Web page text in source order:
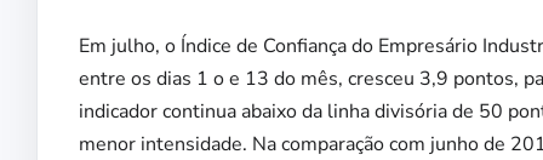
Em julho, o Índice de Confiança do Empresário
entre os dias 1 o e 13 do mês, cresceu 3,9 pontos,
indicador continua abaixo da linha divisória de 50
menor intensidade. Na comparação com junho de